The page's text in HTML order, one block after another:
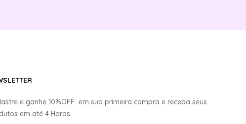
e ganhe 10%OFF em sua primeira compra e receba seus
em até 4 Horas.